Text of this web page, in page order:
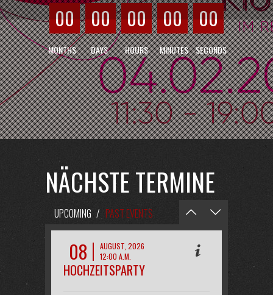
00 00 00 00 00
MONTHS DAYS HOURS MINUTES SECONDS
NÄCHSTE TERMINE
UPCOMING / PAST EVENTS
08
AUGUST, 2026
12:00 A.M.
HOCHZEITSPARTY